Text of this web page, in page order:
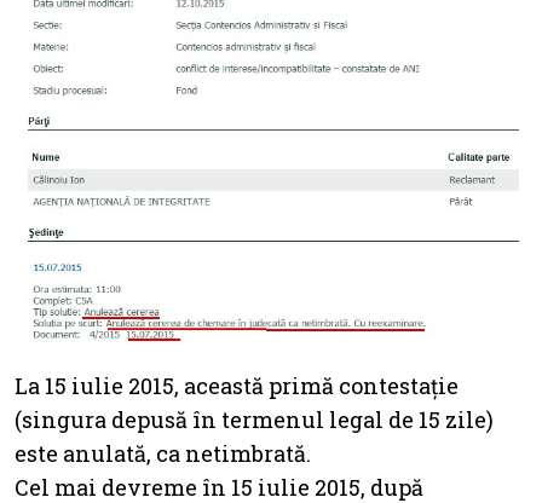
La 15 iulie 2015, această primă contestație
(singura depusă în termenul legal de 15 zile)
este anulată, ca netimbrată.
Cel mai devreme în 15 iulie 2015, după